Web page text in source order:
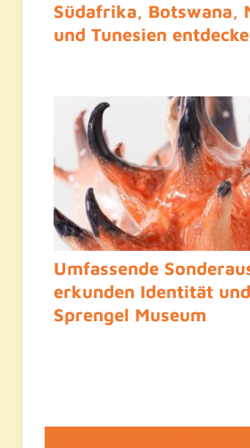
Südafrika, Botswana,
und Tunesien
Umfassende
erkunden Identität
Sprengel Museum